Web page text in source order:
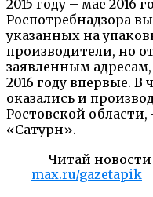
2015 году – мае 2016
Роспотребнадзора
указанных на
производители, но
заявленным
2016 году впервые.
оказались и
Ростовской
«Сатурн».
Читай новости
max.ru/gazetapik